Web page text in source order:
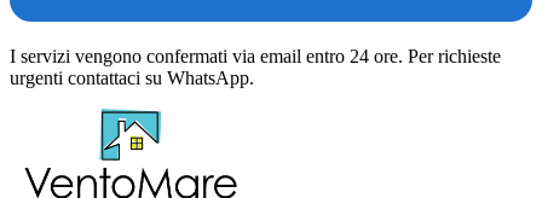
I servizi vengono confermati via email entro 24 ore. Per richieste
urgenti contattaci su WhatsApp.